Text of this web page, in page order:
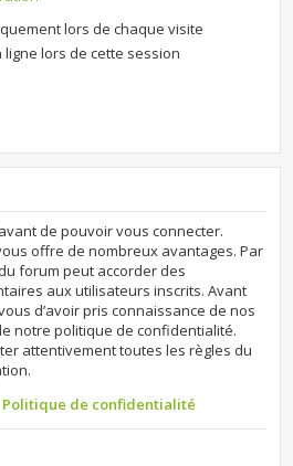
lors de chaque visite
lors de cette session
de pouvoir vous connecter.
offre de nombreux avantages. Par
forum peut accorder des
aux utilisateurs inscrits. Avant
d’avoir pris connaissance de nos
notre politique de confidentialité.
attentivement toutes les règles du
Politique de confidentialité